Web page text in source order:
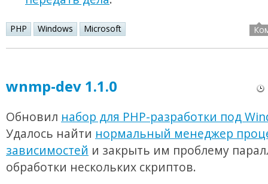
PHP Windows Microsoft
wnmp-dev 1.1.0
Обновил набор для PHP-разработки под
Удалось найти нормальный менеджер
зависимостей и закрыть им проблему
обработки нескольких скриптов.